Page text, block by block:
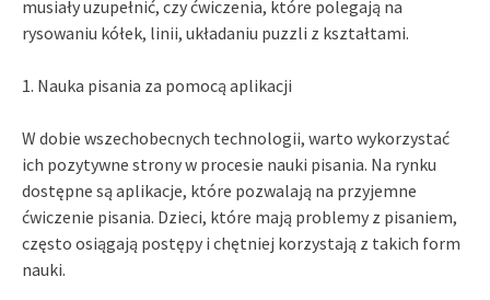
musiały uzupełnić, czy ćwiczenia, które polegają na
rysowaniu kółek, linii, układaniu puzzli z kształtami.
1. Nauka pisania za pomocą aplikacji
W dobie wszechobecnych technologii, warto wykorzystać
ich pozytywne strony w procesie nauki pisania. Na rynku
dostępne są aplikacje, które pozwalają na przyjemne
ćwiczenie pisania. Dzieci, które mają problemy z pisaniem,
często osiągają postępy i chętniej korzystają z takich form
nauki.